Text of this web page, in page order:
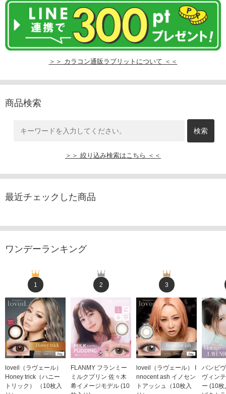
＞＞ カラコン通販ラブリットについて ＜＜
商品検索
＞＞ 絞り込み検索はこちら ＜＜
最近チェックした商品
ワンデーランキング
1
loveil（ラヴェール）
Honey trick（ハニー
トリック） （10枚入
2
FLANMY フランミー
ミルクプリン 佐々木
希イメージモデル (10
3
loveil（ラヴェール） I
nnocent ash イノセン
トアッシュ（10枚入
バンビ
ヴィン
ー (10